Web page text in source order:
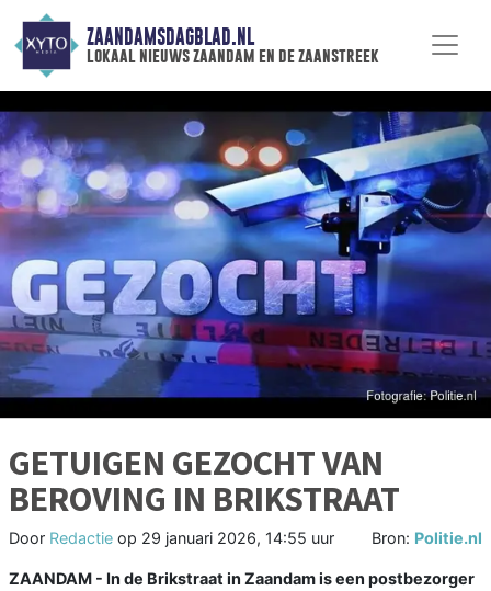
ZAANDAMSDAGBLAD.NL
lokaal nieuws zaandam en de zaanstreek
GETUIGEN GEZOCHT VAN
BEROVING IN BRIKSTRAAT
Door Redactie op 29 januari 2026, 14:55 uur Bron: Politie.nl
ZAANDAM - In de Brikstraat in Zaandam is een postbezorger